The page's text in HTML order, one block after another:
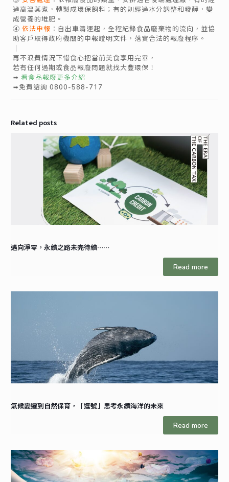
過高溫蒸煮，轉製成環保飼料；有的則經過水分調整和發酵，變
成營養的堆肥。​
④依法申報 ：自出車清運起，全程紀錄食品廢棄物的流向，並協
助客戶取得政府機關的申報證明文件，落實合法的報廢程序。
再不浪費情況下惜食心把當前美食享用完畢，
若有任何過期或食品報廢問題就找大豐環保！
➟看食品報廢更多介紹
➟免費諮詢 0800-588-717
Related posts
邁向淨零，永續之路未完待續……
Read more
氣候變遷到自然保育，「逗號」思考永續海洋的未來
Read more